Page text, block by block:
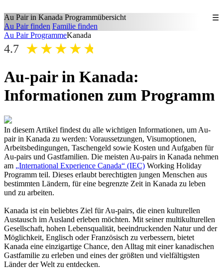
☰
Au Pair in Kanada Programmübersicht
Au Pair finden Familie finden
Au Pair ProgrammeKanada
4.7 ★★★★★
Au-pair in Kanada:
Informationen zum Programm
In diesem Artikel findest du alle wichtigen Informationen, um Au-
pair in Kanada zu werden: Voraussetzungen, Visumoptionen,
Arbeitsbedingungen, Taschengeld sowie Kosten und Aufgaben für
Au-pairs und Gastfamilien. Die meisten Au-pairs in Kanada nehmen
am „International Experience Canada“ (IEC) Working Holiday
Programm teil. Dieses erlaubt berechtigten jungen Menschen aus
bestimmten Ländern, für eine begrenzte Zeit in Kanada zu leben
und zu arbeiten.
Kanada ist ein beliebtes Ziel für Au-pairs, die einen kulturellen
Austausch im Ausland erleben möchten. Mit seiner multikulturellen
Gesellschaft, hohen Lebensqualität, beeindruckenden Natur und der
Möglichkeit, Englisch oder Französisch zu verbessern, bietet
Kanada eine einzigartige Chance, den Alltag mit einer kanadischen
Gastfamilie zu erleben und eines der größten und vielfältigsten
Länder der Welt zu entdecken.